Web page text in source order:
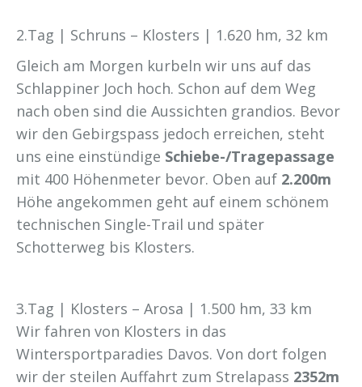
2.Tag | Schruns – Klosters | 1.620 hm, 32 km
Gleich am Morgen kurbeln wir uns auf das
Schlappiner Joch hoch. Schon auf dem Weg
nach oben sind die Aussichten grandios. Bevor
wir den Gebirgspass jedoch erreichen, steht
uns eine einstündige Schiebe-/Tragepassage
mit 400 Höhenmeter bevor. Oben auf 2.200m
Höhe angekommen geht auf einem schönem
technischen Single-Trail und später
Schotterweg bis Klosters.
3.Tag | Klosters – Arosa | 1.500 hm, 33 km
Wir fahren von Klosters in das
Wintersportparadies Davos. Von dort folgen
wir der steilen Auffahrt zum Strelapass 2352m